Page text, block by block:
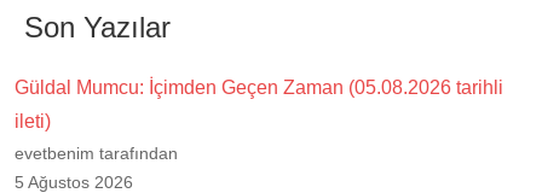
Son Yazılar
Güldal Mumcu: İçimden Geçen Zaman (05.08.2026 tarihli
ileti)
evetbenim tarafından
5 Ağustos 2026